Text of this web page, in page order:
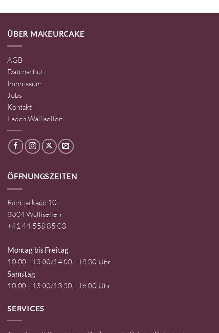
ÜBER MAKEURCAKE
AGB
Datenschutz
Impressum
Jobs
Kontakt
Laden Wallisellen
ÖFFNUNGSZEITEN
Richtiarkade 10
8304 Wallisellen
+41 44 558 85 03
Montag bis Freitag
10.00 - 13.00/14.00 - 18.30 Uhr
Samstag
10.00 - 13.00/13.30 - 16.00 Uhr
SERVICES